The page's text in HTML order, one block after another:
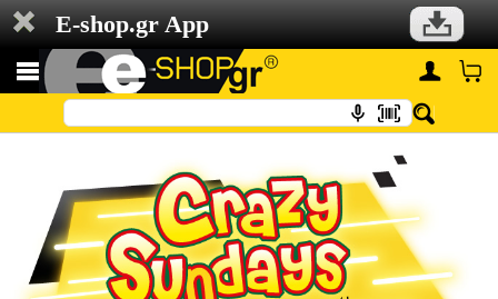
E-shop.gr App